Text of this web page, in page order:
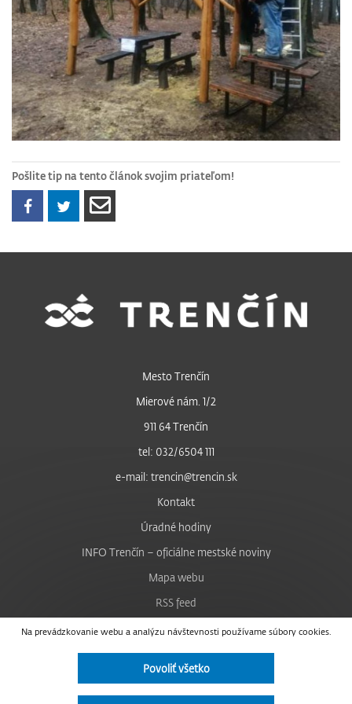
Pošlite tip na tento článok svojim priateľom!
Na prevádzkovanie webu a analýzu návštevnosti používame súbory cookies.
Povoliť všetko
Mesto Trenčín
Mierové nám. 1/2
911 64 Trenčín
tel: 032/6504 111
e-mail: trencin@trencin.sk
Kontakt
Úradné hodiny
INFO Trenčín – oficiálne mestské noviny
Mapa webu
RSS feed
Nastavenie cookies
Facebook